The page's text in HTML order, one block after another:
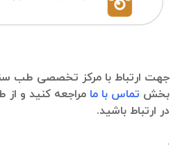
جهت ارتباط با مرکز تخصصی طب
بخش تماس با ما مراجعه کنید و از
در ارتباط باشید.
.